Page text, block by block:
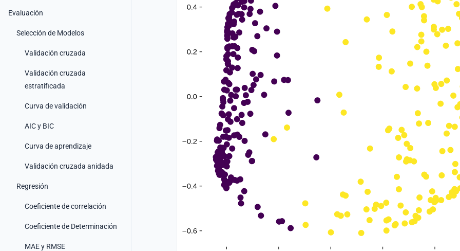
Evaluación
Selección de Modelos
Validación cruzada
Validación cruzada
estratificada
Curva de validación
AIC y BIC
Curva de aprendizaje
Validación cruzada anidada
Regresión
Coeficiente de correlación
Coeficiente de Determinación
MAE y RMSE